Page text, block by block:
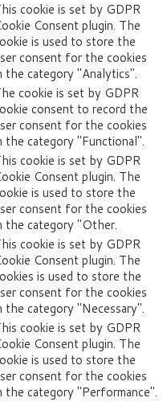
cookie is set by GDPR
Consent plugin. The
is used to store the
consent for the cookies
the category "Analytics".
cookie is set by GDPR
consent to record the
consent for the cookies
the category "Functional".
cookie is set by GDPR
Consent plugin. The
is used to store the
consent for the cookies
the category "Other.
cookie is set by GDPR
Consent plugin. The
is used to store the
consent for the cookies
the category "Necessary".
cookie is set by GDPR
Consent plugin. The
is used to store the
consent for the cookies
the category "Performance".